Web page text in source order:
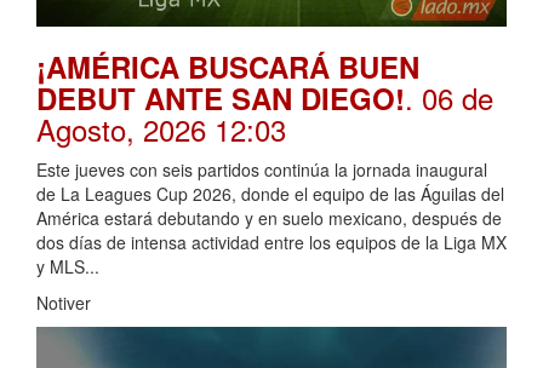
¡AMÉRICA BUSCARÁ BUEN
DEBUT ANTE SAN DIEGO!. 06 de
Agosto, 2026 12:03
Este jueves con seis partidos continúa la jornada inaugural
de La Leagues Cup 2026, donde el equipo de las Águilas del
América estará debutando y en suelo mexicano, después de
dos días de intensa actividad entre los equipos de la Liga MX
y MLS...
Notiver